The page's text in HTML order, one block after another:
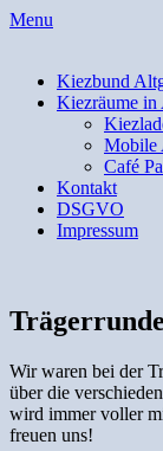
Skip
Menu
Kiezbund
Kiezräume
Mobile
Café
Kontakt
DSGVO
Impressum
Wir waren bei der
über die
wird immer voller
freuen uns!